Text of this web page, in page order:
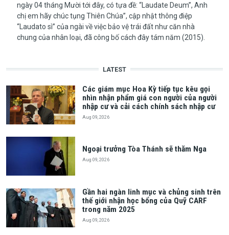
ngày 04 tháng Mười tới đây, có tựa đề: “Laudate Deum”, Anh
chị em hãy chúc tụng Thiên Chúa”, cập nhật thông điệp
“Laudato sì” của ngài về việc bảo vệ trái đất như căn nhà
chung của nhân loại, đã công bố cách đây tám năm (2015).
LATEST
Các giám mục Hoa Kỳ tiếp tục kêu gọi
nhìn nhận phẩm giá con người của người
nhập cư và cải cách chính sách nhập cư
Aug 09, 2026
Ngoại trưởng Tòa Thánh sẽ thăm Nga
Aug 09, 2026
Gần hai ngàn linh mục và chủng sinh trên
thế giới nhận học bổng của Quỹ CARF
trong năm 2025
Aug 09, 2026